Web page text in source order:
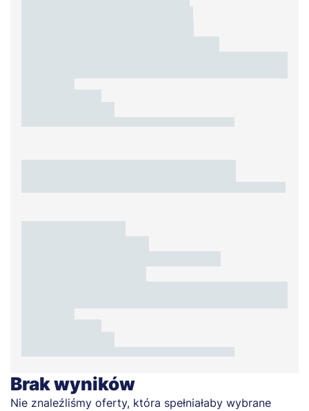
Brak wyników
Nie znaleźliśmy oferty, która spełniałaby wybrane